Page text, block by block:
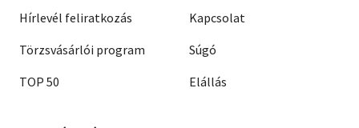
Hírlevél feliratkozás
Törzsvásárlói program
TOP 50
Kapcsolat
Súgó
Elállás